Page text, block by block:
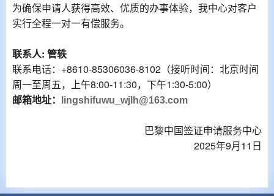
为确保申请人获得高效、优质的办事体验，我中心对客户
实行全程一对一有偿服务。
联系人: 管轶
联系电话： +8610-85306036-8102 （接听时间：北京时间
周一至周五，上午8:00-11:30，下午1:30-5:00）
邮箱地址：
lingshifuwu_wjlh@163.com
巴黎中国签证申请服务中心
2025年9月11 日